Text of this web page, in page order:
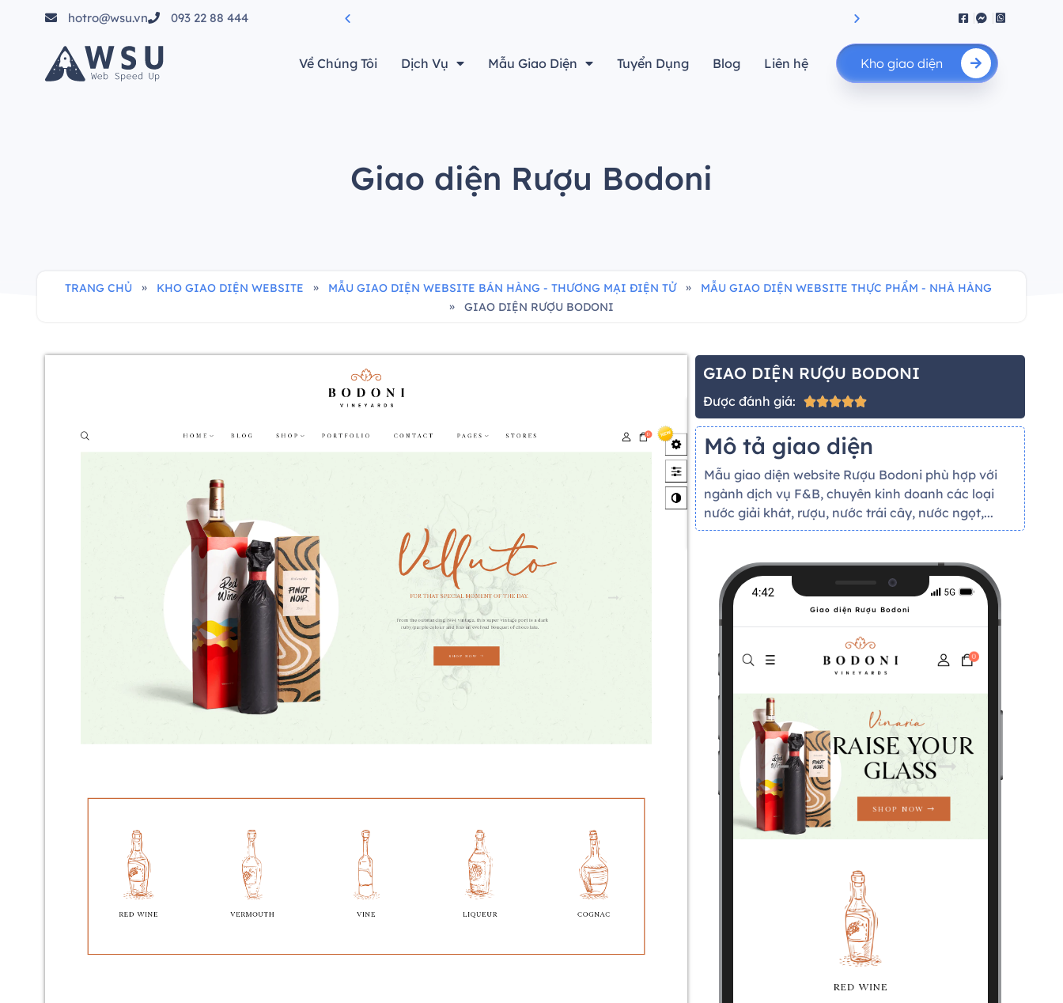
hotro@wsu.vn
093 22 88 444
Về Chúng Tôi Dịch Vụ Mẫu Giao Diện Tuyển Dụng Blog Liên hệ Kho giao diện
Giao diện Rượu Bodoni
TRANG CHỦ » KHO GIAO DIỆN WEBSITE » MẪU GIAO DIỆN WEBSITE BÁN HÀNG - THƯƠNG MẠI ĐIỆN TỬ »
MẪU GIAO DIỆN WEBSITE THỰC PHẨM - NHÀ HÀNG
»
GIAO DIỆN RƯỢU BODONI
GIAO DIỆN RƯỢU BODONI
Được đánh giá: 
Mô tả giao diện
Mẫu giao diện website Rượu Bodoni phù hợp với
ngành dịch vụ F&B, chuyên kinh doanh các loại
nước giải khát, rượu, nước trái cây, nước ngọt,...
Giao diện Rượu Bodoni